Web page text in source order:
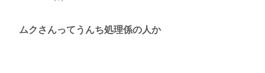
ムクさんってうんち処理係の人か